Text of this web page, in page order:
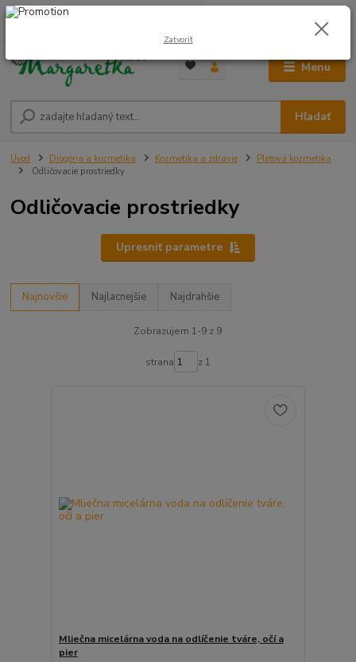
Menu
Hľadať
0948 236 042
0,00 €
Úvod Drogéria a kozmetika Kozmetika a zdravie
Pleťová kozmetika
Odličovacie prostriedky
Odličovacie prostriedky
Upresniť parametre
Najnovšie Najlacnejšie Najdrahšie
Zobrazujem 1-9 z 9
strana z 1
Mliečna micelárna voda na odlíčenie tváre, očí a
pier
Zatvoriť